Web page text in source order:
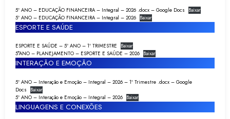
5º ANO – EDUCAÇÃO FINANCEIRA – Integral – 2026 .docx – Google Docs
Baixar
5º ANO – EDUCAÇÃO FINANCEIRA – Integral – 2026 Baixar
ESPORTE E SAÚDE
ESPORTE E SAÚDE – 5º ANO – 1º TRIMESTRE
Baixar
5°ANO – PLANEJAMENTO – ESPORTE E SAÚDE – 2026 Baixar
INTERAÇÃO E EMOÇÃO
5º ANO – Interação e Emoção – Integral – 2026 – 1º Trimestre .docx – Google
Docs
Baixar
5º ANO – Interação e Emoção – Integral – 2026 Baixar
LINGUAGENS E CONEXÕES